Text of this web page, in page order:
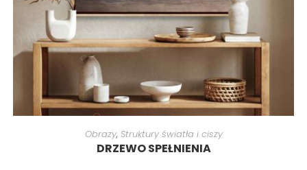
Obrazy, Struktury światła i ciszy
DRZEWO SPEŁNIENIA